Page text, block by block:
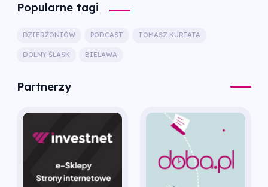
Popularne tagi
DZIERŻONIÓW PODCAST TOMASZ KURIATA
DOLNY ŚLĄSK BIELAWA
Partnerzy